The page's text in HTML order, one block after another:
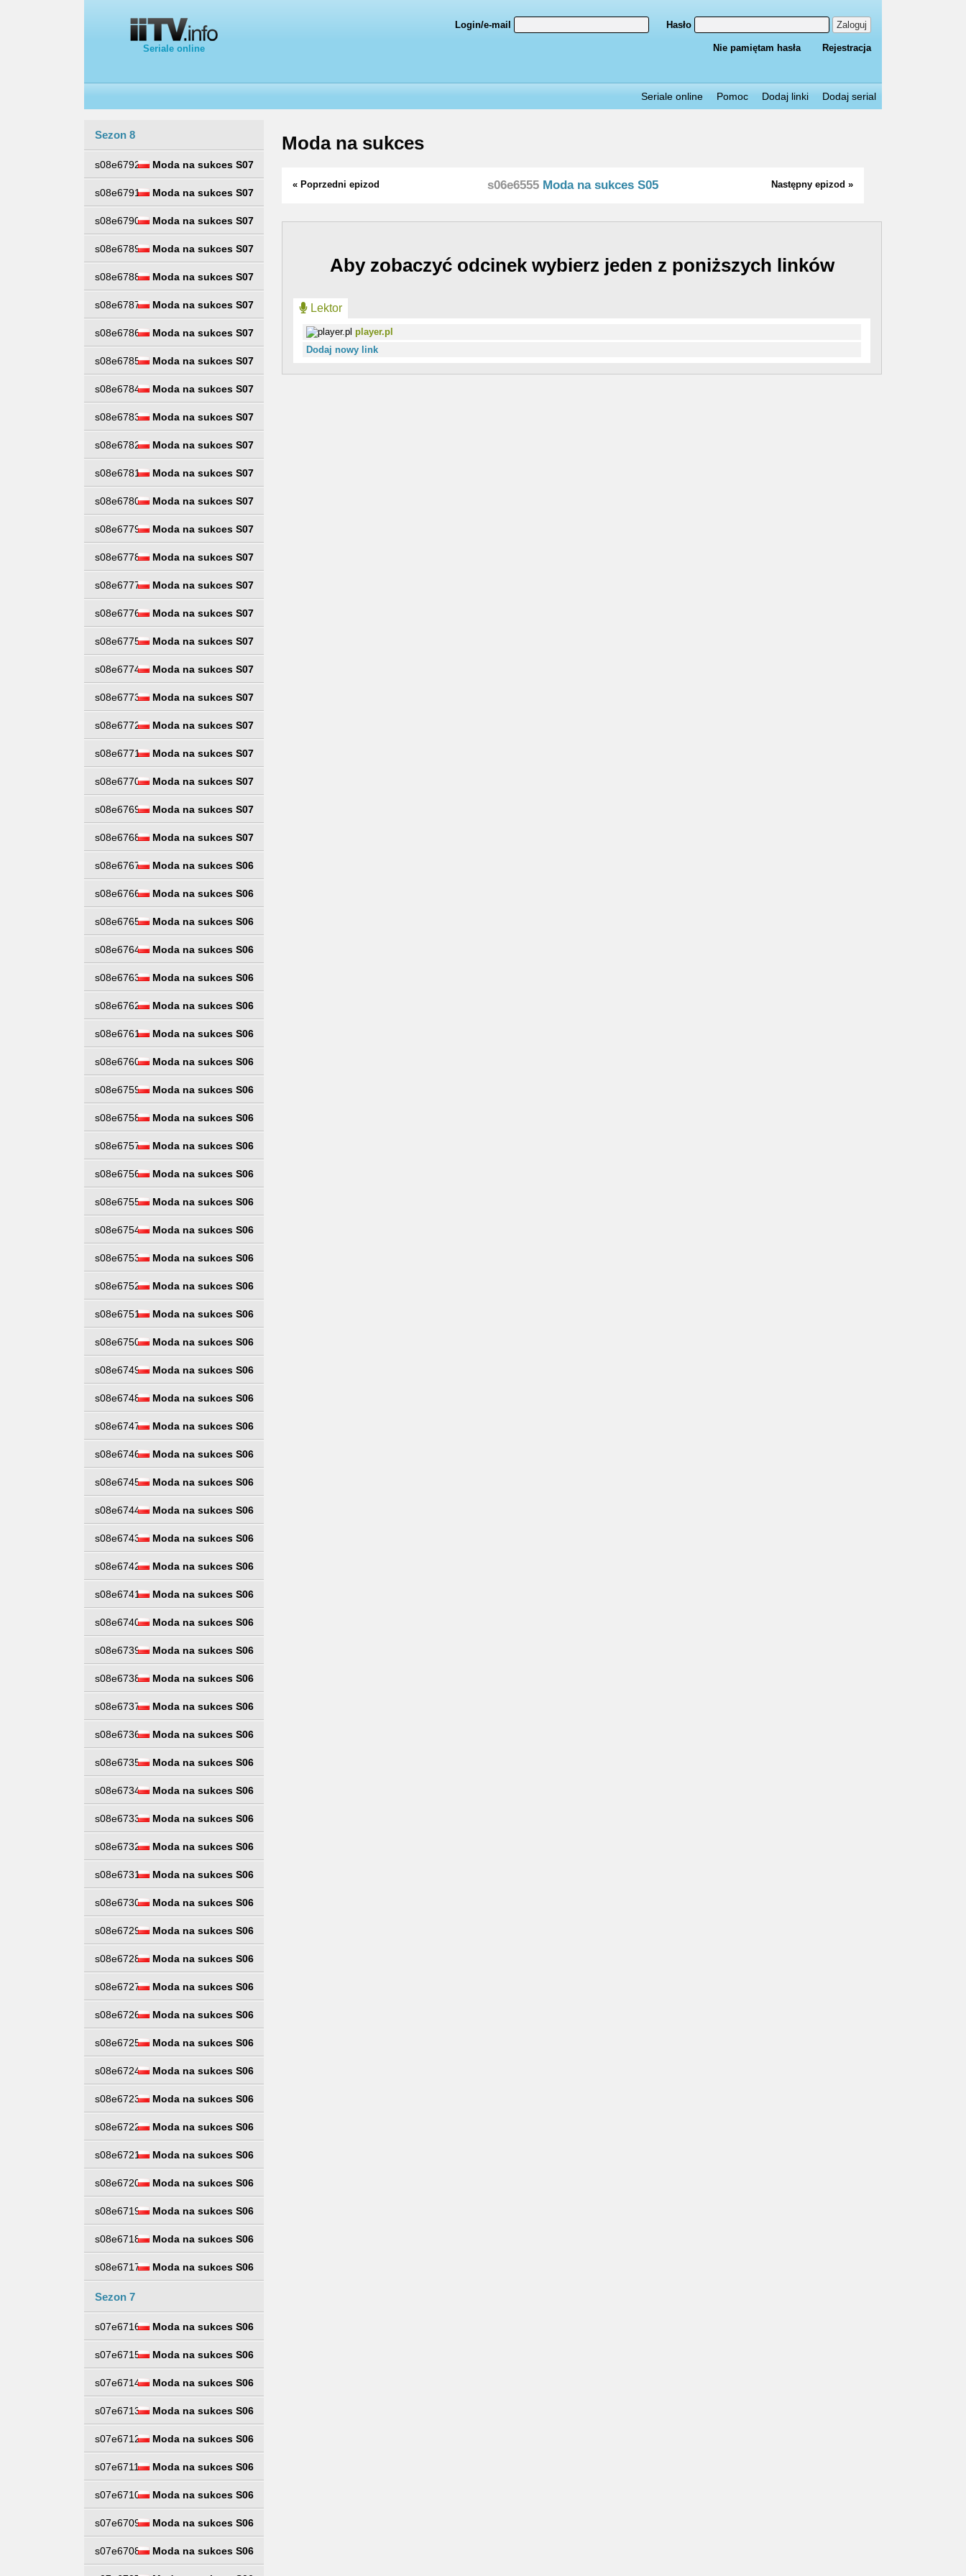
Seriale online
Login/e-mail Hasło Zaloguj
Nie pamiętam hasła Rejestracja
Seriale online Pomoc Dodaj linki Dodaj serial
Sezon 8
s08e6792 Moda na sukces S07
s08e6791 Moda na sukces S07
s08e6790 Moda na sukces S07
s08e6789 Moda na sukces S07
s08e6788 Moda na sukces S07
s08e6787 Moda na sukces S07
s08e6786 Moda na sukces S07
s08e6785 Moda na sukces S07
s08e6784 Moda na sukces S07
s08e6783 Moda na sukces S07
s08e6782 Moda na sukces S07
s08e6781 Moda na sukces S07
s08e6780 Moda na sukces S07
s08e6779 Moda na sukces S07
s08e6778 Moda na sukces S07
s08e6777 Moda na sukces S07
s08e6776 Moda na sukces S07
s08e6775 Moda na sukces S07
s08e6774 Moda na sukces S07
s08e6773 Moda na sukces S07
s08e6772 Moda na sukces S07
s08e6771 Moda na sukces S07
s08e6770 Moda na sukces S07
s08e6769 Moda na sukces S07
s08e6768 Moda na sukces S07
s08e6767 Moda na sukces S06
s08e6766 Moda na sukces S06
s08e6765 Moda na sukces S06
s08e6764 Moda na sukces S06
s08e6763 Moda na sukces S06
s08e6762 Moda na sukces S06
s08e6761 Moda na sukces S06
s08e6760 Moda na sukces S06
s08e6759 Moda na sukces S06
s08e6758 Moda na sukces S06
s08e6757 Moda na sukces S06
s08e6756 Moda na sukces S06
s08e6755 Moda na sukces S06
s08e6754 Moda na sukces S06
s08e6753 Moda na sukces S06
s08e6752 Moda na sukces S06
s08e6751 Moda na sukces S06
s08e6750 Moda na sukces S06
s08e6749 Moda na sukces S06
s08e6748 Moda na sukces S06
s08e6747 Moda na sukces S06
s08e6746 Moda na sukces S06
s08e6745 Moda na sukces S06
s08e6744 Moda na sukces S06
s08e6743 Moda na sukces S06
s08e6742 Moda na sukces S06
s08e6741 Moda na sukces S06
s08e6740 Moda na sukces S06
s08e6739 Moda na sukces S06
s08e6738 Moda na sukces S06
s08e6737 Moda na sukces S06
s08e6736 Moda na sukces S06
s08e6735 Moda na sukces S06
s08e6734 Moda na sukces S06
s08e6733 Moda na sukces S06
s08e6732 Moda na sukces S06
s08e6731 Moda na sukces S06
s08e6730 Moda na sukces S06
s08e6729 Moda na sukces S06
s08e6728 Moda na sukces S06
s08e6727 Moda na sukces S06
s08e6726 Moda na sukces S06
s08e6725 Moda na sukces S06
s08e6724 Moda na sukces S06
s08e6723 Moda na sukces S06
s08e6722 Moda na sukces S06
s08e6721 Moda na sukces S06
s08e6720 Moda na sukces S06
s08e6719 Moda na sukces S06
s08e6718 Moda na sukces S06
s08e6717 Moda na sukces S06
Sezon 7
s07e6716 Moda na sukces S06
s07e6715 Moda na sukces S06
s07e6714 Moda na sukces S06
s07e6713 Moda na sukces S06
s07e6712 Moda na sukces S06
s07e6711 Moda na sukces S06
s07e6710 Moda na sukces S06
s07e6709 Moda na sukces S06
s07e6708 Moda na sukces S06
Moda na sukces
« Poprzedni epizod Następny epizod »
s06e6555 Moda na sukces S05
Aby zobaczyć odcinek wybierz jeden z poniższych linków
Lektor
player.pl
Dodaj nowy link